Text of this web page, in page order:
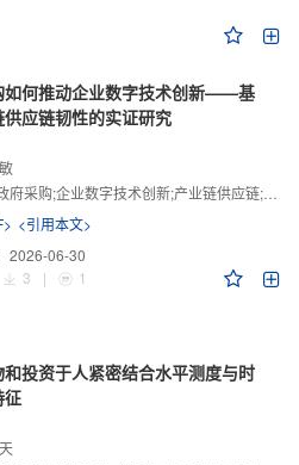
如何推动企业数字技术创新——基
应链韧性的实证研究
府采购;企业数字技术创新;产业链供应链;产业链供应链韧性;需求侧财政政策
<引用本文>
2026-06-30
3 | 1
投资于人紧密结合水平测度与时
征